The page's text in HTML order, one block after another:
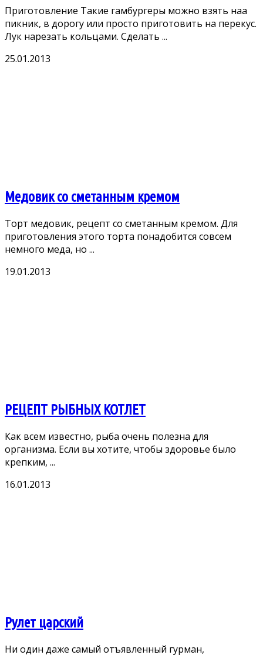
Приготовление Такие гамбургеры можно взять нaа
пикник, в дорогу или просто приготовить на перекус.
Лук нарезать кольцами. Сделать ...
25.01.2013
Медовик со сметанным кремом
Торт медовик, рецепт со сметанным кремом. Для
приготовления этого торта понадобится совсем
немного меда, но ...
19.01.2013
РЕЦЕПТ РЫБНЫХ КОТЛЕТ
Как всем известно, рыба очень полезна для
организма. Если вы хотите, чтобы здоровье было
крепким, ...
16.01.2013
Рулет царский
Ни один даже самый отъявленный гурман,